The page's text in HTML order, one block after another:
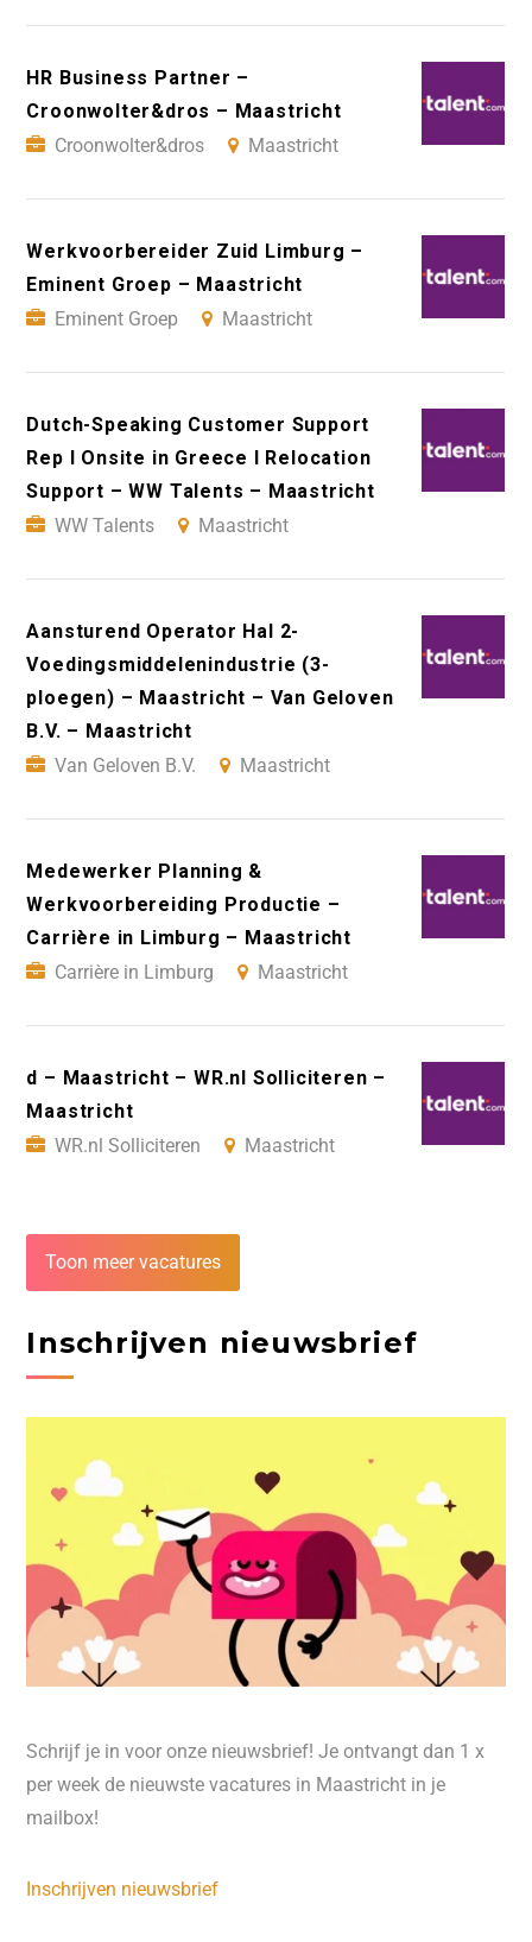
HR Business Partner –
Croonwolter&dros – Maastricht
Croonwolter&dros
Maastricht
Werkvoorbereider Zuid Limburg –
Eminent Groep – Maastricht
Eminent Groep
Maastricht
Dutch-Speaking Customer Support
Rep I Onsite in Greece I Relocation
Support – WW Talents – Maastricht
WW Talents
Maastricht
Aansturend Operator Hal 2-
Voedingsmiddelenindustrie (3-
ploegen) – Maastricht – Van Geloven
B.V. – Maastricht
Van Geloven B.V.
Maastricht
Medewerker Planning &
Werkvoorbereiding Productie –
Carrière in Limburg – Maastricht
Carrière in Limburg
Maastricht
d – Maastricht – WR.nl Solliciteren –
Maastricht
WR.nl Solliciteren
Maastricht
Toon meer vacatures
Inschrijven nieuwsbrief
Schrijf je in voor onze nieuwsbrief! Je ontvangt dan 1 x
per week de nieuwste vacatures in Maastricht in je
mailbox!
Inschrijven nieuwsbrief